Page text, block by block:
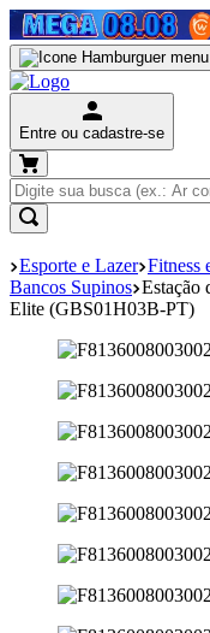
Entre ou cadastre-se
Esporte e Lazer Fitness
Bancos Supinos Estação
Elite (GBS01H03B-PT)